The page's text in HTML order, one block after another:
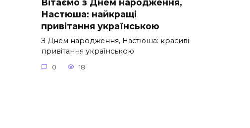
Вітаємо з Днем народження,
Настюша: найкращі
привітання українською
З Днем народження, Настюша: красиві
привітання українською
0 18